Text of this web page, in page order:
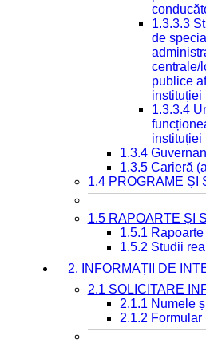
1.3.3.3
de
centrale/
publice
instituției
1.3.3.4
instituției
1.3.4
1.3.5 Carieră
1.4 PROGRAME ȘI
1.5 RAPOARTE ȘI
1.5.1
1.5.2 Studii
2. INFORMAȚII DE
2.1 SOLICITARE
2.1.1 Numele
2.1.2